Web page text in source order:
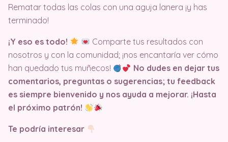
Rematar todas las colas con una aguja lanera ¡y has
terminado!
¡Y eso es todo!
Comparte tus resultados con
nosotros y con la comunidad; ¡nos encantaría ver cómo
han quedado tus muñecos!
No dudes en dejar tus
comentarios, preguntas o sugerencias; tu feedback
es siempre bienvenido y nos ayuda a mejorar. ¡Hasta
el próximo patrón!
Te podría interesar